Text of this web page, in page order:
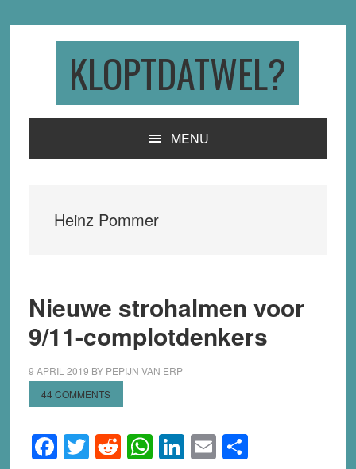
KLOPTDATWEL?
MENU
Heinz Pommer
Nieuwe strohalmen voor
9/11-complotdenkers
9 APRIL 2019 BY PEPIJN VAN ERP
44 COMMENTS
Facebook
Twitter
Reddit
WhatsApp
LinkedIn
EmailShare